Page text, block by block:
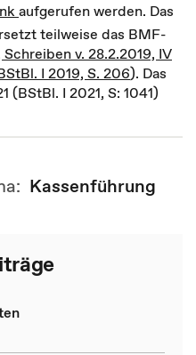
aufgerufen werden. Das
teilweise das BMF-
Schreiben v. 28.2.2019, IV
I 2019, S. 206). Das
(BStBl. I 2021, S: 1041)
Kassenführung